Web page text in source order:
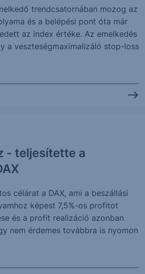
trendcsatornában mozog az
és a belépési pont óta már
az index értéke. Az emelkedés
a veszteségmaximalizáló stop-loss
- teljesítette a
célárat a DAX, ami a beszállási
képest 7,5%-os profitot
és a profit realizáció azonban
nem érdemes továbbra is nyomon